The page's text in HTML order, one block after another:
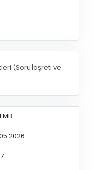
(Soru İaşreti ve
MB